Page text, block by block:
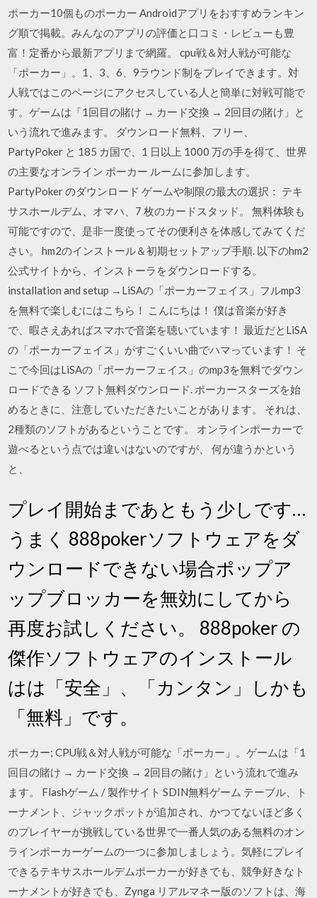
ポーカー10個ものポーカー Androidアプリをおすすめランキン
グ順で掲載。みんなのアプリの評価と口コミ・レビューも豊
富！定番から最新アプリまで網羅。 cpu戦＆対人戦が可能な
「ポーカー」。1、3、6、9ラウンド制をプレイできます。対
人戦ではこのページにアクセスしている人と簡単に対戦可能で
す。ゲームは「1回目の賭け → カード交換 → 2回目の賭け」と
いう流れで進みます。 ダウンロード無料、フリー、
PartyPoker と 185 カ国で、1 日以上 1000 万の手を得て、世界
の主要なオンライン ポーカー ルームに参加します。
PartyPoker のダウンロード ゲームや制限の最大の選択： テキ
サスホールデム、オマハ、7 枚のカードスタッド。 無料体験も
可能ですので、是非一度使ってその便利さを体感してみてくだ
さい。 hm2のインストール＆初期セットアップ手順. 以下のhm2
公式サイトから、インストーラをダウンロードする。
installation and setup →LiSAの「ポーカーフェイス」フルmp3
を無料で楽しむにはこちら！ こんにちは！ 僕は音楽が好き
で、暇さえあればスマホで音楽を聴いています！ 最近だとLiSA
の「ポーカーフェイス」がすごくいい曲でハマっています！ そ
こで今回はLiSAの「ポーカーフェイス」のmp3を無料でダウン
ロードできる ソフト無料ダウンロード. ポーカースターズを始
めるときに、注意していただきたいことがあります。 それは、
2種類のソフトがあるということです。 オンラインポーカーで
遊べるという点では違いはないのですが、 何が違うかという
と、
プレイ開始まであともう少しです…
うまく 888pokerソフトウェアをダ
ウンロードできない場合ポップア
ップブロッカーを無効にしてから
再度お試しください。 888poker の
傑作ソフトウェアのインストール
はは「安全」、「カンタン」しかも
「無料」です。
ポーカー; CPU戦＆対人戦が可能な「ポーカー」。ゲームは「1
回目の賭け → カード交換 → 2回目の賭け」という流れで進み
ます。 Flashゲーム / 製作サイト SDIN無料ゲーム テーブル、ト
ーナメント、ジャックポットが追加され、かつてないほど多く
のプレイヤーが挑戦している世界で一番人気のある無料のオン
ラインポーカーゲームの一つに参加しましょう。気軽にプレイ
できるテキサスホールデムポーカーが好きでも、競争好きなト
ーナメントが好きでも、Zynga リアルマネー版のソフトは、海